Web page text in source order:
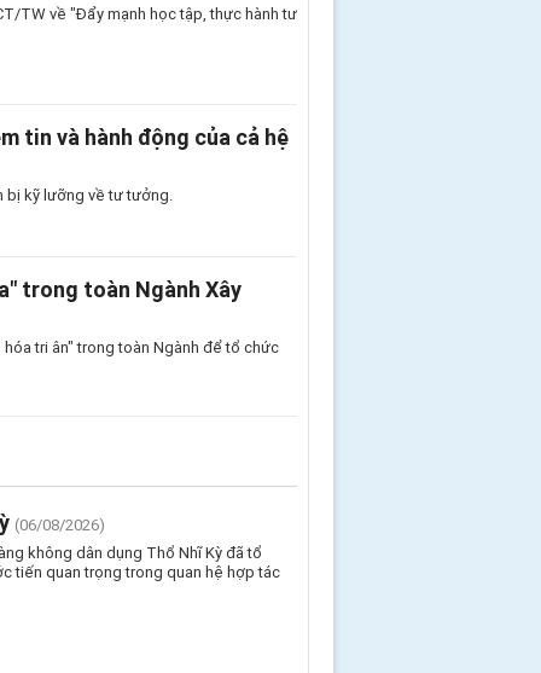
TW về "Đẩy mạnh học tập, thực hành tư
tin và hành động của cả hệ
bị kỹ lưỡng về tư tưởng.
trong toàn Ngành Xây
tri ân" trong toàn Ngành để tổ chức
(06/08/2026)
không dân dụng Thổ Nhĩ Kỳ đã tổ
tiến quan trọng trong quan hệ hợp tác